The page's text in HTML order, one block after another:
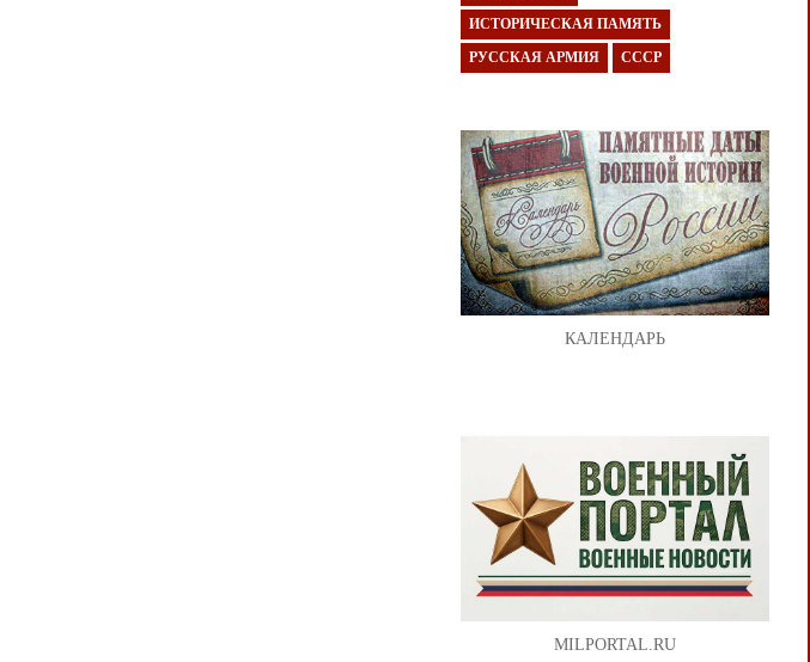
ИСТОРИЧЕСКАЯ ПАМЯТЬ
РУССКАЯ АРМИЯ СССР
КАЛЕНДАРЬ
MILPORTAL.RU